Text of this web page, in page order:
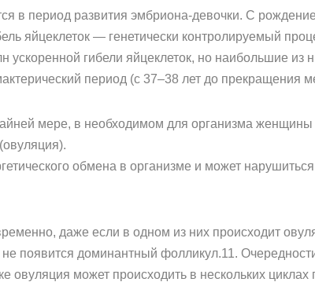
в период развития эмбриона-девочки. С
яйцеклеток — генетически контролируемый
гибели яйцеклеток, но наибольшие из
период (с 37–38 лет до прекращения
мере, в необходимом для организма женщины
обмена в организме и может
даже если в одном из них происходит
появится доминантный фолликул.11.
может происходить в нескольких циклах